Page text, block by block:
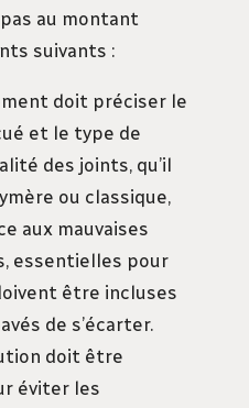
au montant
suivants :
doit préciser le
et le type de
des joints, qu’il
ou classique,
aux mauvaises
essentielles pour
être incluses
de s’écarter.
doit être
éviter les